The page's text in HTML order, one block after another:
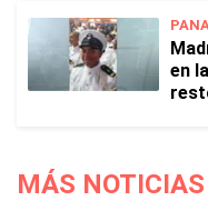
en
MÁS NOTICIAS